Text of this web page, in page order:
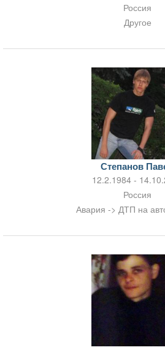
Россия
Другое
Степанов
12.2.1984 -
Россия
Авария -> ДТП на